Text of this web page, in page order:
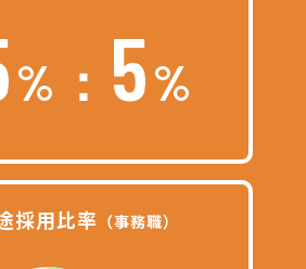
%： 5%
採用比率 （事務職）